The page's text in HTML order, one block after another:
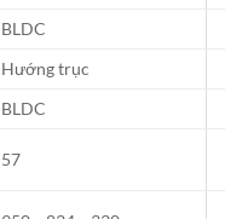
BLDC
Hướng trục
BLDC
57